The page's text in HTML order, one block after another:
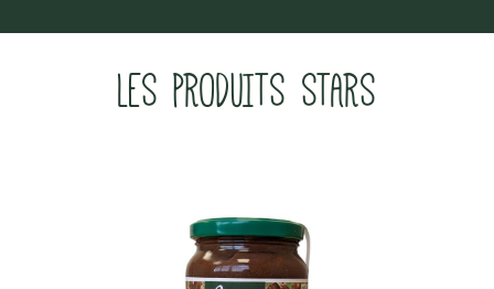
LES PRODUITS STARS